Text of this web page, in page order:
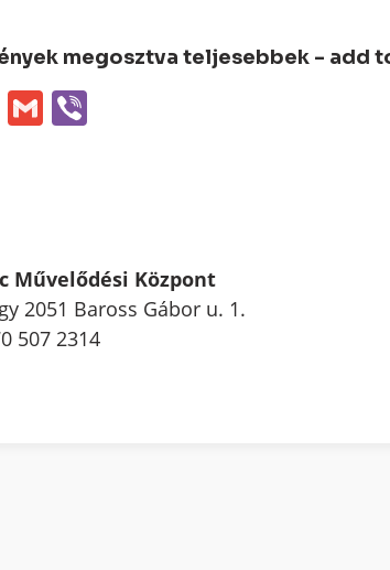
megosztva teljesebbek - add
GmailViber
Művelődési Központ
2051 Baross Gábor u. 1.
507 2314